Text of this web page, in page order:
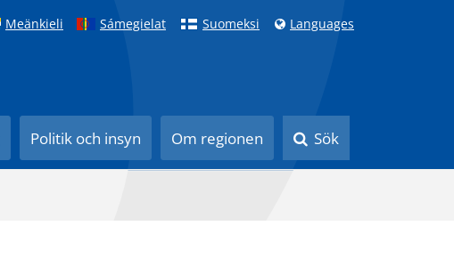
Meänkieli Sámegielat Suomeksi Languages
Politik och insyn Om regionen Sök